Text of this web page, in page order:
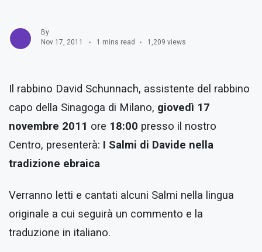
By
Nov 17, 2011
1 mins read 1,209 views
Il rabbino David Schunnach, assistente del rabbino
capo della Sinagoga di Milano, giovedì 17
novembre 2011 ore 18:00 presso il nostro
Centro, presenterà: I Salmi di Davide nella
tradizione ebraica
Verranno letti e cantati alcuni Salmi nella lingua
originale a cui seguirà un commento e la
traduzione in italiano.